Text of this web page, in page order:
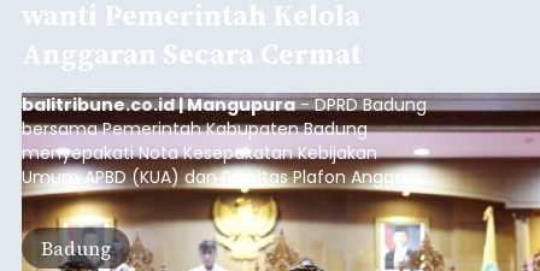
wanti Pemerintah Kelola
Anggaran Secara Cermat
balitribune.co.id | Mangupura- DPRD Badung
bersama Pemerintah Kabupaten Badung
menyepakati Nota Kesepakatan Kebijakan
Umum APBD (KUA) dan Prioritas Plafon Anggaran
Sementara (PPAS) Tahun Anggaran 2027 dalam
rapat paripurna yang digelar di Gedung DPRD
Badung, Kamis (6/8/2026).
Badung